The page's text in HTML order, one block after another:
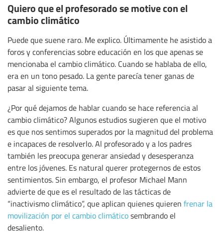
Quiero que el profesorado se motive con el
cambio climático
Puede que suene raro. Me explico. Últimamente he asistido a
foros y conferencias sobre educación en los que apenas se
mencionaba el cambio climático. Cuando se hablaba de ello,
era en un tono pesado. La gente parecía tener ganas de
pasar al siguiente tema.
¿Por qué dejamos de hablar cuando se hace referencia al
cambio climático? Algunos estudios sugieren que el motivo
es que nos sentimos superados por la magnitud del problema
e incapaces de resolverlo. Al profesorado y a los padres
también les preocupa generar ansiedad y desesperanza
entre los jóvenes. Es natural querer protegernos de estos
sentimientos. Sin embargo, el profesor Michael Mann
advierte de que es el resultado de las tácticas de
“inactivismo climático”, que aplican quienes quieren frenar la
movilización por el cambio climáticosembrando el
desaliento.